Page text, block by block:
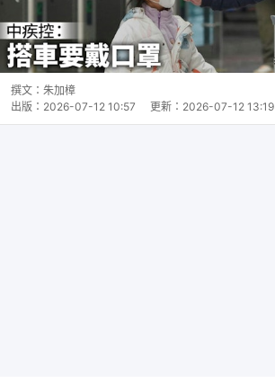
撰文： 朱加樟
出版： 2026-07-12 10:57 更新： 2026-07-12 13:19